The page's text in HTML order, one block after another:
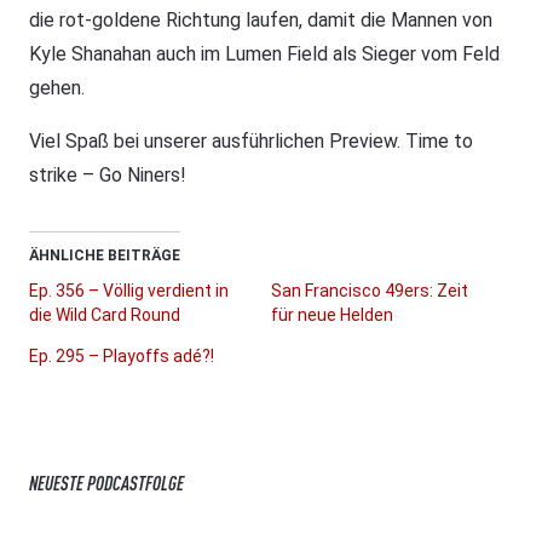
die rot-goldene Richtung laufen, damit die Mannen von
Kyle Shanahan auch im Lumen Field als Sieger vom Feld
gehen.
Viel Spaß bei unserer ausführlichen Preview. Time to
strike – Go Niners!
ÄHNLICHE BEITRÄGE
Ep. 356 – Völlig verdient in
die Wild Card Round
San Francisco 49ers: Zeit
für neue Helden
Ep. 295 – Playoffs adé?!
NEUESTE PODCASTFOLGE